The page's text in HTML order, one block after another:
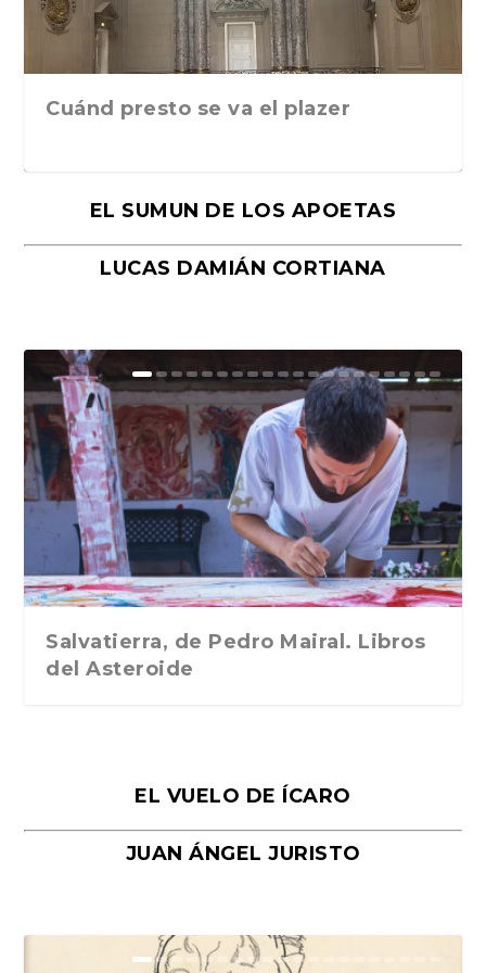
Cuánd presto se va el plazer
Moral, de Lyra Ekström Lindbäck.
Traducción de Car...
Revolución, de Hugo Gonçalves.
Libros del Asteroid...
«La música ha sido el gran amor de
mi vida». Esthe...
«El barman del Ritz», de Philippe
Collin. Traducci...
Mañanas de editorial, noches de
Bocaccio
EL SUMUN DE LOS APOETAS
LUCAS DAMIÁN CORTIANA
Salvatierra, de Pedro Mairal. Libros
del Asteroide
EL VUELO DE ÍCARO
JUAN ÁNGEL JURISTO